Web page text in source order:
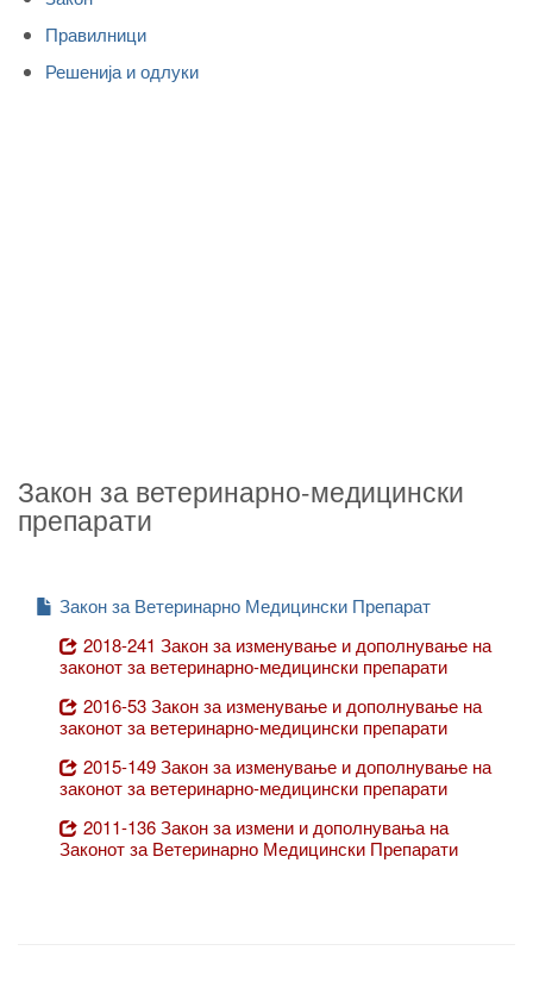
Правилници
Решенија и одлуки
Закон за ветеринарно-медицински
препарати
Закон за Ветеринарно Медицински Препарат
2018-241 Закон за изменување и дополнување на
законот за ветеринарно-медицински препарати
2016-53 Закон за изменување и дополнување на
законот за ветеринарно-медицински препарати
2015-149 Закон за изменување и дополнување на
законот за ветеринарно-медицински препарати
2011-136 Закон за измени и дополнувања на
Законот за Ветеринарно Медицински Препарати